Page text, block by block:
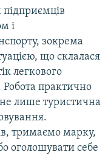
і
зокрема
що склалася
легкового
Робота практично
не лише туристична
тримаємо марку,
оголошувати себе